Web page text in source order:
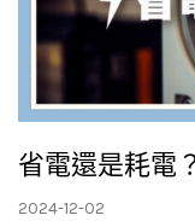
省電還是耗電
2024-12-02